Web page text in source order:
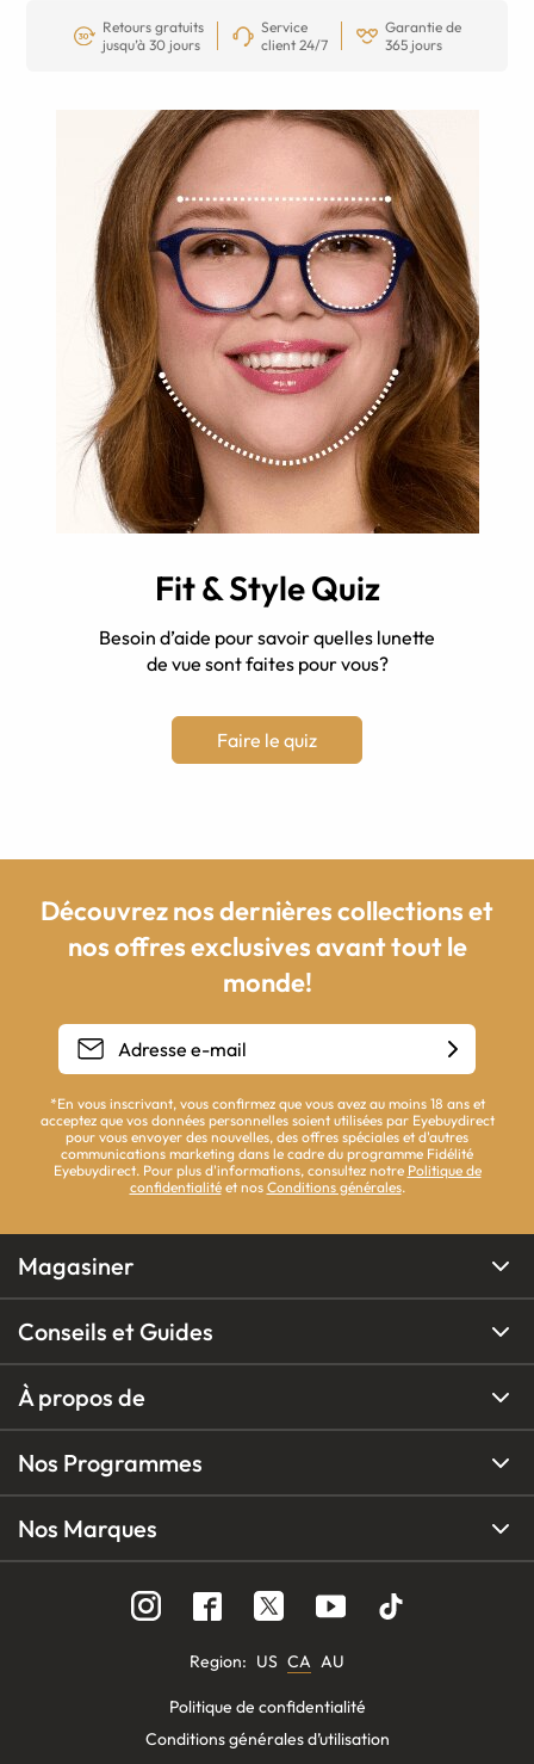
Retours gratuits
jusqu’à 30 jours
Service
client 24/7
Garantie de
365 jours
Fit & Style Quiz
Besoin d’aide pour savoir quelles lunette
de vue sont faites pour vous?
Faire le quiz
Découvrez nos dernières collections et
nos offres exclusives avant tout le
monde!
*En vous inscrivant, vous confirmez que vous avez au moins 18 ans et
acceptez que vos données personnelles soient utilisées par Eyebuydirect
pour vous envoyer des nouvelles, des offres spéciales et d'autres
communications marketing dans le cadre du programme Fidélité
Eyebuydirect. Pour plus d'informations, consultez notre Politique de
confidentialitéet nos Conditions générales.
Magasiner
Conseils et Guides
À propos de
Nos Programmes
Nos Marques
Region: US CA AU
Politique de confidentialité
Conditions générales d’utilisation